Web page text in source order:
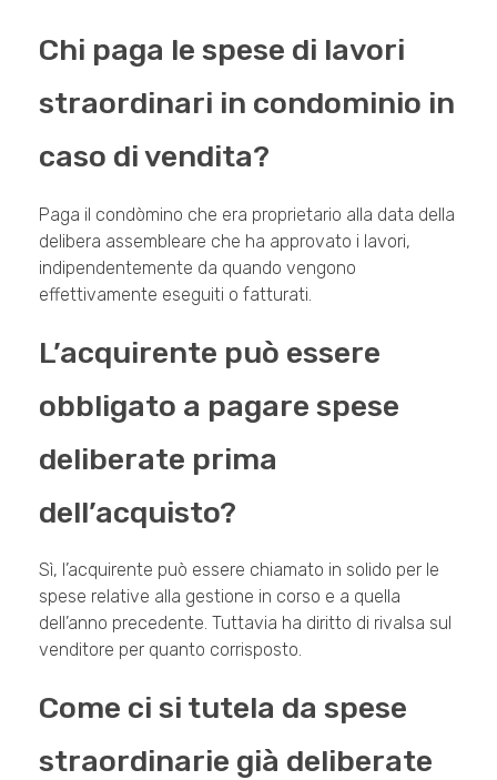
Chi paga le spese di lavori
straordinari in condominio in
caso di vendita?
Paga il condòmino che era proprietario alla data della
delibera assembleare che ha approvato i lavori,
indipendentemente da quando vengono
effettivamente eseguiti o fatturati.
L’acquirente può essere
obbligato a pagare spese
deliberate prima
dell’acquisto?
Sì, l’acquirente può essere chiamato in solido per le
spese relative alla gestione in corso e a quella
dell’anno precedente. Tuttavia ha diritto di rivalsa sul
venditore per quanto corrisposto.
Come ci si tutela da spese
straordinarie già deliberate